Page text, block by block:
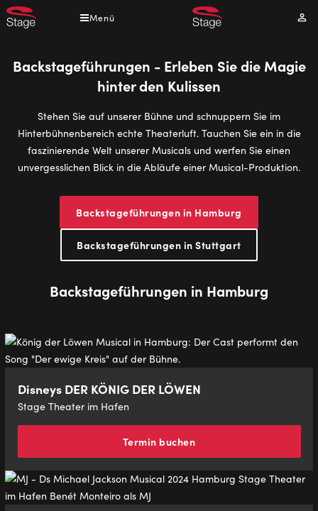
Direkt
zum
Menü
Backstageführungen - Erleben Sie die Magie
hinter den Kulissen
Stehen Sie auf unserer Bühne und schnuppern Sie im
Hinterbühnenbereich echte Theaterluft. Tauchen Sie ein in die
faszinierende Welt unserer Musicals und werfen Sie einen
unvergesslichen Blick in die Abläufe einer Musical-Produktion.
Backstageführungen in Hamburg
Backstageführungen in Stuttgart
Backstageführungen in Hamburg
Disneys DER KÖNIG DER LÖWEN
Stage Theater im Hafen
Termin buchen